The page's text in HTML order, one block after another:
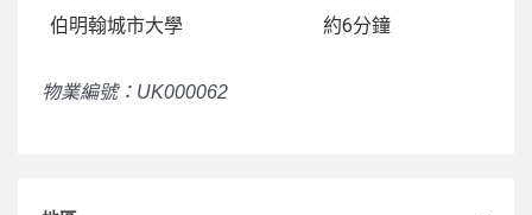
伯明翰城市大學
約6分鐘
物業編號：UK000062